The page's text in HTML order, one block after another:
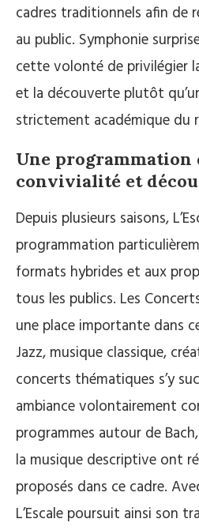
cadres traditionnels afin de
au public. Symphonie
cette volonté de privilégier
et la découverte plutôt
strictement académique du
Une programmation
convivialité et
Depuis plusieurs saisons,
programmation
formats hybrides et aux
tous les publics. Les
une place importante dans
Jazz, musique classique,
concerts thématiques s’y
ambiance volontairement
programmes autour de
la musique descriptive ont
proposés dans ce cadre.
L’Escale poursuit ainsi son